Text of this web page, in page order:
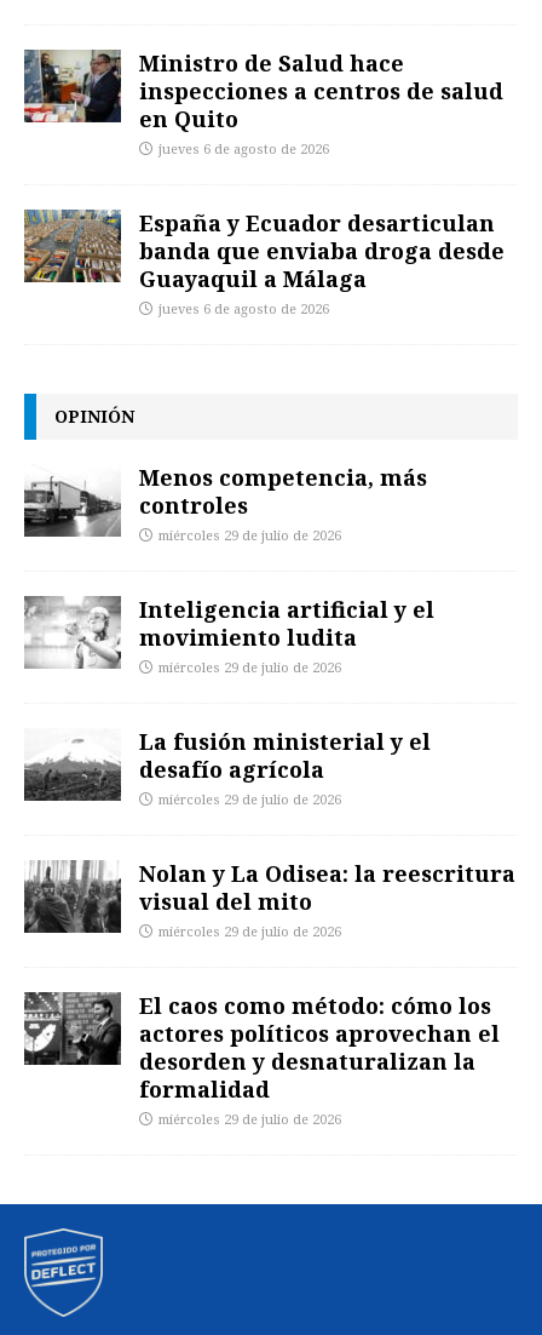
Ministro de Salud hace
inspecciones a centros de salud
en Quito
jueves 6 de agosto de 2026
España y Ecuador desarticulan
banda que enviaba droga desde
Guayaquil a Málaga
jueves 6 de agosto de 2026
OPINIÓN
Menos competencia, más
controles
miércoles 29 de julio de 2026
Inteligencia artificial y el
movimiento ludita
miércoles 29 de julio de 2026
La fusión ministerial y el
desafío agrícola
miércoles 29 de julio de 2026
Nolan y La Odisea: la reescritura
visual del mito
miércoles 29 de julio de 2026
El caos como método: cómo los
actores políticos aprovechan el
desorden y desnaturalizan la
formalidad
miércoles 29 de julio de 2026